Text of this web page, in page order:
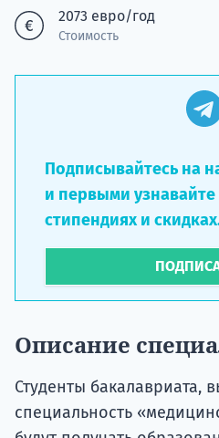
2073 евро/год
Стоимость
Подписывайтесь на
и первыми узнавайте
стипендиях и
Описание
Студенты бакалавриата,
специальность